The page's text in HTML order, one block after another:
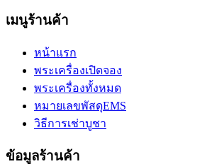
เมนูร้านค้า
หน้าแรก
พระเครื่องเปิดจอง
พระเครื่องทั้งหมด
หมายเลขพัสดุEMS
วิธีการเช่าบูชา
ข้อมูลร้านค้า